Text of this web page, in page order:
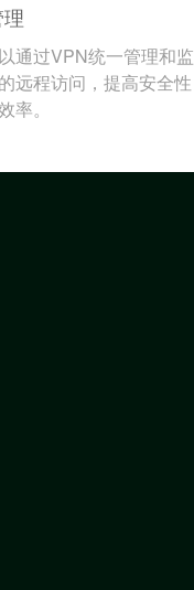
通过VPN统一管理和监
远程访问，提高安全性
率。